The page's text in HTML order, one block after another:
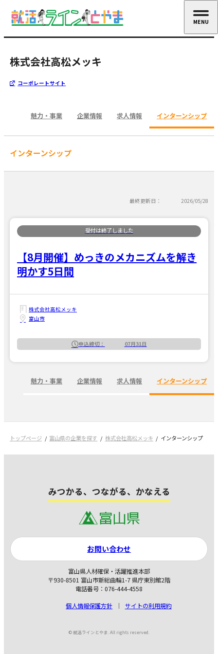
株式会社高松メッキ
コーポレートサイト
魅力・事業 企業情報 求人情報 インターンシップ
インターンシップ
最終更新日： 2026/05/28
【8月開催】めっきのメカニズムを解き
明かす5日間
株式会社高松メッキ
富山市
申込締切： 07月31日
魅力・事業 企業情報 求人情報 インターンシップ
トップページ 富山県の企業を探す 株式会社高松メッキ インターンシップ
みつかる、つながる、かなえる
富山県人材確保・活躍推進本部
〒930-8501 富山市新総曲輪1-7 県庁東別館2階
電話番号：076-444-4558
個人情報保護方針
サイトの利用規約
お問い合わせ
© 就活ラインとやま. All rights reserved.
MENU